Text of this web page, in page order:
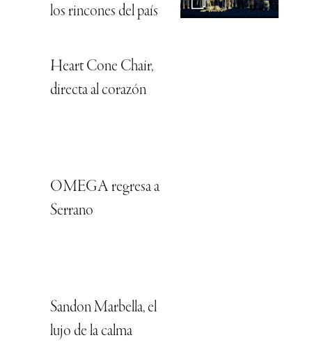
los rincones del país
Heart Cone Chair,
directa al corazón
OMEGA regresa a
Serrano
Sandon Marbella, el
lujo de la calma